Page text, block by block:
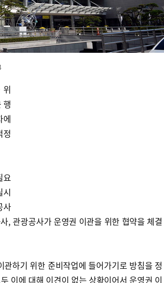
위
행
에
정
요
시
사
, 관광공사가 운영권 이관을 위한 협약을 체결
하기 위한 준비작업에 들어가기로 방침을 정
이에 대해 이견이 없는 상황이어서 운영권 이